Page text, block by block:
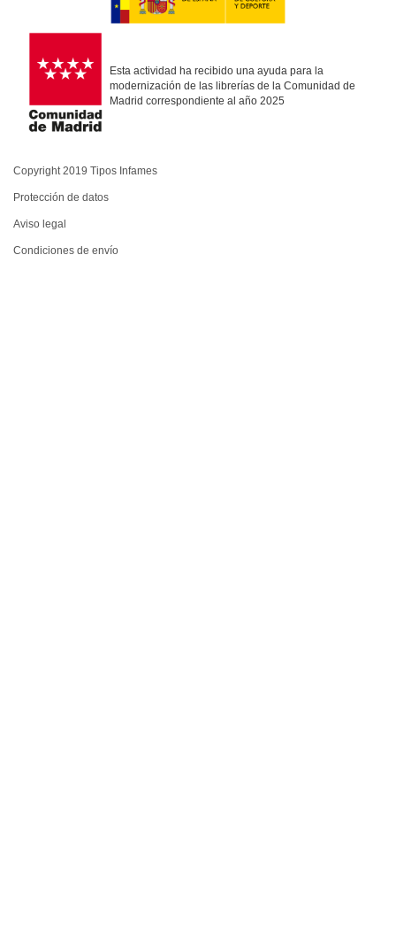
Esta actividad ha recibido una ayuda para la
modernización de las librerías de la Comunidad de
Madrid correspondiente al año 2025
Copyright 2019 Tipos Infames
Protección de datos
Aviso legal
Condiciones de envío